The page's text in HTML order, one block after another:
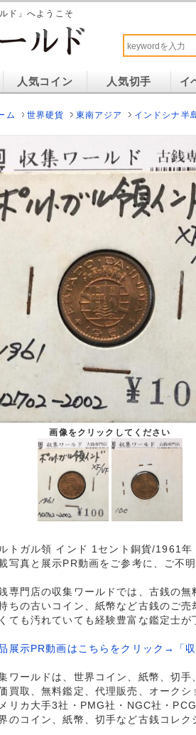
ド」へようこそ
人気コイン 人気切手 イ
ム 世界硬貨 東南アジア インドシナ半
画像をクリックしてください
トガル領 インド 1セント銅貨/1961
写真と展示PR動画をご参考に、ご不
専門店の収集ワールドでは、古銭の無
ちの古いコイン、紙幣など古銭のご
ても汚れていても経験豊富な鑑定士が
展示PR動画はこちらをクリック→「
ワールドは、世界コイン、紙幣、切手
買取、無料鑑定、代理販売、オークシ
リカ大手3社・PMG社・NGC社・
のコイン、紙幣、切手など古銭コレク